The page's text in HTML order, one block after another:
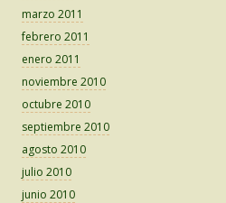
marzo 2011
febrero 2011
enero 2011
noviembre 2010
octubre 2010
septiembre 2010
agosto 2010
julio 2010
junio 2010